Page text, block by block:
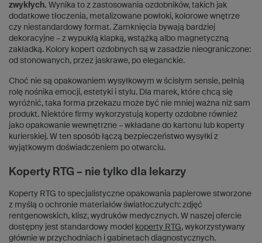
zwykłych. Wynika to z zastosowania ozdobników, takich jak
dodatkowe tłoczenia, metalizowane powłoki, kolorowe wnętrze
czy niestandardowy format. Zamknięcia bywają bardziej
dekoracyjne – z wypukłą klapką, wstążką albo magnetyczną
zakładką. Kolory kopert ozdobnych są w zasadzie nieograniczone:
od stonowanych, przez jaskrawe, po eleganckie.
Choć nie są opakowaniem wysyłkowym w ścisłym sensie, pełnią
rolę nośnika emocji, estetyki i stylu. Dla marek, które chcą się
wyróżnić, taka forma przekazu może być nie mniej ważna niż sam
produkt. Niektóre firmy wykorzystują koperty ozdobne również
jako opakowanie wewnętrzne – wkładane do kartonu lub koperty
kurierskiej. W ten sposób łączą bezpieczeństwo wysyłki z
wyjątkowym doświadczeniem po otwarciu.
Koperty RTG – nie tylko dla lekarzy
Koperty RTG to specjalistyczne opakowania papierowe stworzone
z myślą o ochronie materiałów światłoczułych: zdjęć
rentgenowskich, klisz, wydruków medycznych. W naszej ofercie
dostępny jest standardowy model koperty RTG, wykorzystywany
głównie w przychodniach i gabinetach diagnostycznych.